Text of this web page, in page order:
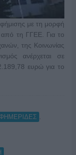
με τη μορφή
από τη ΓΓΕΕ. Για το
της Κοινωνίας
ανέρχεται σε
ευρώ για το